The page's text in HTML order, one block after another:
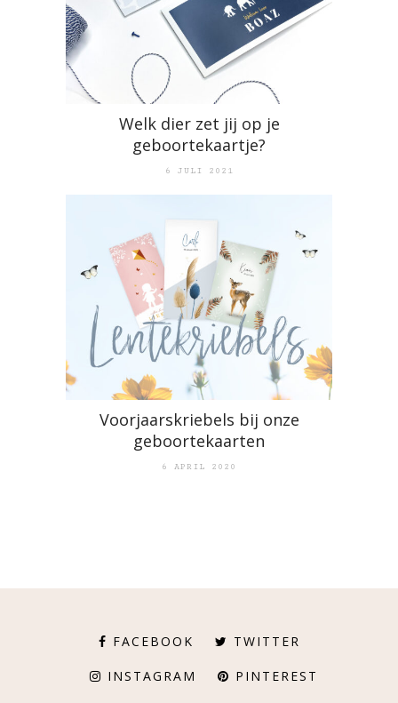
Welk dier zet jij op je
geboortekaartje?
6 JULI 2021
Voorjaarskriebels bij onze
geboortekaarten
6 APRIL 2020
FACEBOOK TWITTER
INSTAGRAM PINTEREST